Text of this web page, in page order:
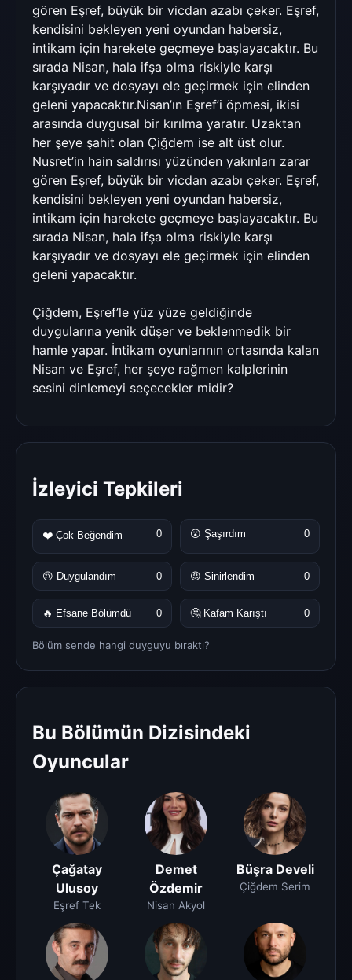
gören Eşref, büyük bir vicdan azabı çeker. Eşref,
kendisini bekleyen yeni oyundan habersiz,
intikam için harekete geçmeye başlayacaktır. Bu
sırada Nisan, hala ifşa olma riskiyle karşı
karşıyadır ve dosyayı ele geçirmek için elinden
geleni yapacaktır.Nisan’ın Eşref’i öpmesi, ikisi
arasında duygusal bir kırılma yaratır. Uzaktan
her şeye şahit olan Çiğdem ise alt üst olur.
Nusret’in hain saldırısı yüzünden yakınları zarar
gören Eşref, büyük bir vicdan azabı çeker. Eşref,
kendisini bekleyen yeni oyundan habersiz,
intikam için harekete geçmeye başlayacaktır. Bu
sırada Nisan, hala ifşa olma riskiyle karşı
karşıyadır ve dosyayı ele geçirmek için elinden
geleni yapacaktır.
Çiğdem, Eşref’le yüz yüze geldiğinde
duygularına yenik düşer ve beklenmedik bir
hamle yapar. İntikam oyunlarının ortasında kalan
Nisan ve Eşref, her şeye rağmen kalplerinin
sesini dinlemeyi seçecekler midir?
İzleyici Tepkileri
❤️ Çok Beğendim 0 😮 Şaşırdım 0
😢 Duygulandım 0 😡 Sinirlendim 0
🔥 Efsane Bölümdü 0 🤔 Kafam Karıştı 0
Bölüm sende hangi duyguyu bıraktı?
Bu Bölümün Dizisindeki
Oyuncular
Çağatay
Ulusoy
Eşref Tek
Demet
Özdemir
Nisan Akyol
Büşra Develi
Çiğdem Serim